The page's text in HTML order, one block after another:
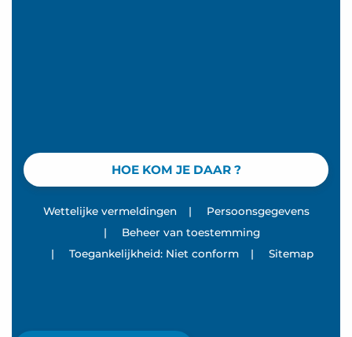
HOE KOM JE DAAR ?
Wettelijke vermeldingen |
Persoonsgegevens
|
Beheer van toestemming
|
Toegankelijkheid: Niet conform | Sitemap